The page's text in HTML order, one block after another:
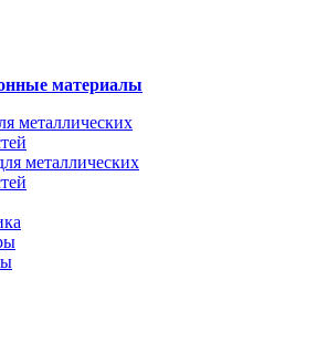
материалы
металлических
металлических